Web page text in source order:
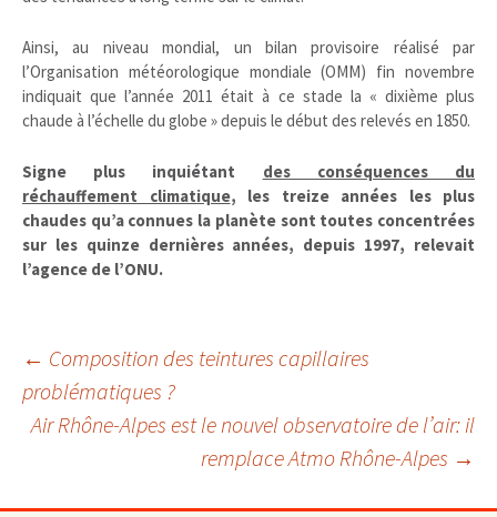
Ainsi, au niveau mondial, un bilan provisoire réalisé par
l’Organisation météorologique mondiale (OMM) fin novembre
indiquait que l’année 2011 était à ce stade la « dixième plus
chaude à l’échelle du globe » depuis le début des relevés en 1850.
Signe plus inquiétant des conséquences du
réchauffement climatique, les treize années les plus
chaudes qu’a connues la planète sont toutes concentrées
sur les quinze dernières années, depuis 1997, relevait
l’agence de l’ONU.
Navigation
des
← Composition des teintures capillaires
problématiques ?
Air Rhône-Alpes est le nouvel observatoire de l’air: il
remplace Atmo Rhône-Alpes →